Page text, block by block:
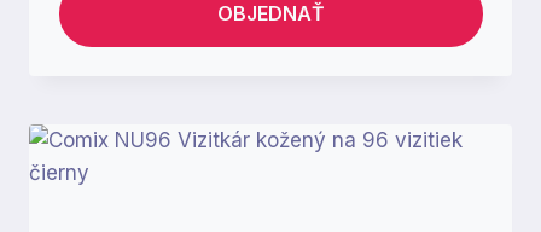
OBJEDNAŤ